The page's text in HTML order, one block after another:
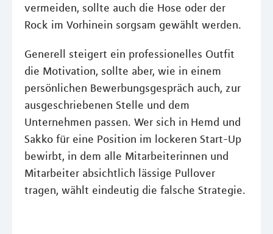
vermeiden, sollte auch die Hose oder der
Rock im Vorhinein sorgsam gewählt werden.
Generell steigert ein professionelles Outfit
die Motivation, sollte aber, wie in einem
persönlichen Bewerbungsgespräch auch, zur
ausgeschriebenen Stelle und dem
Unternehmen passen. Wer sich in Hemd und
Sakko für eine Position im lockeren Start-Up
bewirbt, in dem alle Mitarbeiterinnen und
Mitarbeiter absichtlich lässige Pullover
tragen, wählt eindeutig die falsche Strategie.